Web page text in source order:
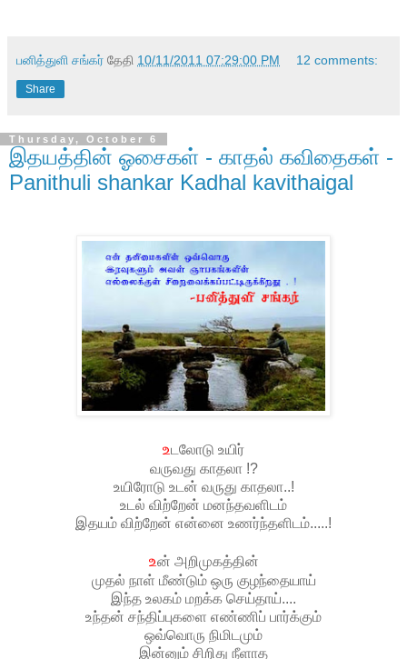
பனித்துளி சங்கர் தேதி 10/11/2011 07:29:00 PM 12 comments:
Share
Thursday, October 6
இதயத்தின் ஓசைகள் - காதல் கவிதைகள் -
Panithuli shankar Kadhal kavithaigal
உடலோடு உயிர்
வருவது காதலா !?
உயிரோடு உடன் வருது காதலா..!
உடல் விற்றேன் மனந்தவளிடம்
இதயம் விற்றேன் என்னை உணர்ந்தளிடம்.....!
உன் அறிமுகத்தின்
முதல் நாள் மீண்டும் ஒரு குழந்தையாய்
இந்த உலகம் மறக்க செய்தாய்....
உந்தன் சந்திப்புகளை எண்ணிப் பார்க்கும்
ஒவ்வொரு நிமிடமும்
இன்னும் சிறிது நீளாத